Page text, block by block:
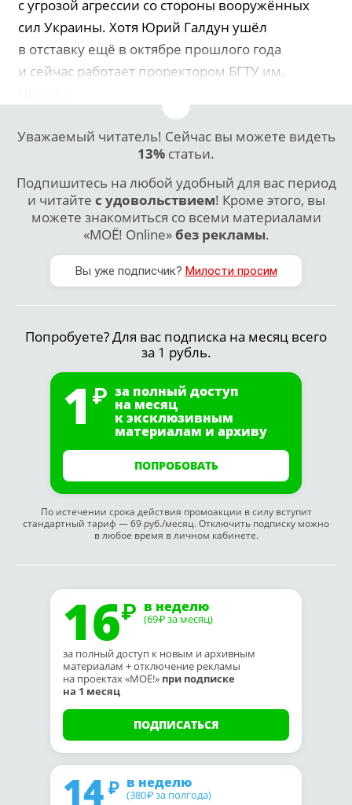
с угрозой агрессии со стороны вооружённых
сил Украины. Хотя Юрий Галдун ушёл
в отставку ещё в октябре прошлого года
и сейчас работает проректором БГТУ им.
Уважаемый читатель! Сейчас вы можете видеть
13% статьи.
Подпишитесь на любой удобный для вас период
и читайте с удовольствием! Кроме этого, вы
можете знакомиться со всеми материалами
«МОЁ! Online»без рекламы.
Вы уже подписчик? Милости просим
Попробуете? Для вас подписка на месяц всего
за 1 рубль.
1 за полный доступ
на месяц
к эксклюзивным
материалам и архиву
ПОПРОБОВАТЬ
По истечении срока действия промоакции в силу вступит
стандартный тариф — 69 руб./месяц. Отключить подписку можно
в любое время в личном кабинете.
16 в неделю
(69₽ за месяц)
за полный доступ к новым и архивным
материалам + отключение рекламы
на проектах «МОЁ!» при подписке
на 1 месяц
ПОДПИСАТЬСЯ
14 в неделю
(380₽ за полгода)